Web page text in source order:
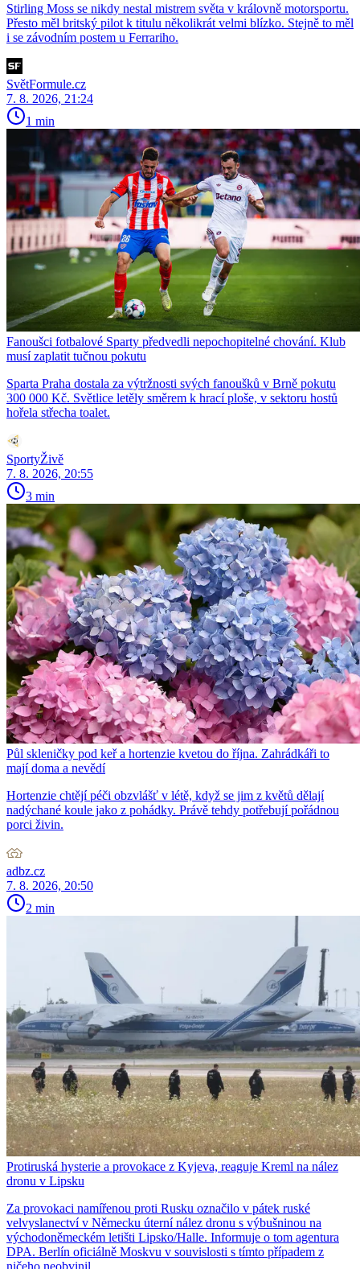
Stirling Moss se nikdy nestal mistrem světa v královně motorsportu.
Přesto měl britský pilot k titulu několikrát velmi blízko. Stejně to měl
i se závodním postem u Ferrariho.
SvětFormule.cz
7. 8. 2026, 21:24
1 min
Fanoušci fotbalové Sparty předvedli nepochopitelné chování. Klub
musí zaplatit tučnou pokutu
Sparta Praha dostala za výtržnosti svých fanoušků v Brně pokutu
300 000 Kč. Světlice letěly směrem k hrací ploše, v sektoru hostů
hořela střecha toalet.
SportyŽivě
7. 8. 2026, 20:55
3 min
Půl skleničky pod keř a hortenzie kvetou do října. Zahrádkáři to
mají doma a nevědí
Hortenzie chtějí péči obzvlášť v létě, když se jim z květů dělají
nadýchané koule jako z pohádky. Právě tehdy potřebují pořádnou
porci živin.
adbz.cz
7. 8. 2026, 20:50
2 min
Protiruská hysterie a provokace z Kyjeva, reaguje Kreml na nález
dronu v Lipsku
Za provokaci namířenou proti Rusku označilo v pátek ruské
velvyslanectví v Německu úterní nález dronu s výbušninou na
východoněmeckém letišti Lipsko/Halle. Informuje o tom agentura
DPA. Berlín oficiálně Moskvu v souvislosti s tímto případem z
ničeho neobvinil.